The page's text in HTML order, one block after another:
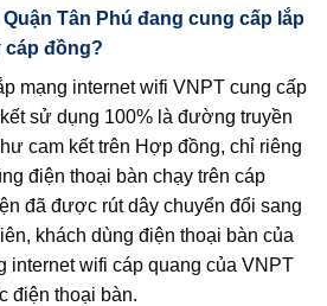
Tân Phú đang cung cấp lắp
cáp đồng?
mạng internet wifi VNPT cung cấp
sử dụng 100% là đường truyền
cam kết trên Hợp đồng, chỉ riêng
điện thoại bàn chạy trên cáp
đã được rút dây chuyển đổi sang
khách dùng điện thoại bàn của
internet wifi cáp quang của VNPT
điện thoại bàn.